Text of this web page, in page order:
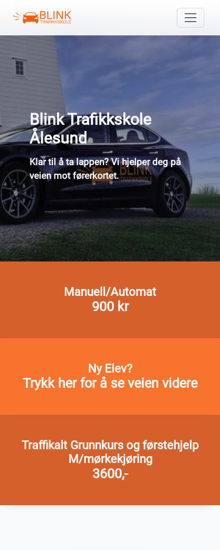
Blink Trafikkskole
Ålesund
Klar til å ta lappen? Vi hjelper deg på
veien mot førerkortet.
Manuell/Automat
900 kr
Ny Elev?
Trykk her for å se veien videre
Traffikalt Grunnkurs og førstehjelp
M/mørkekjøring
3600,-